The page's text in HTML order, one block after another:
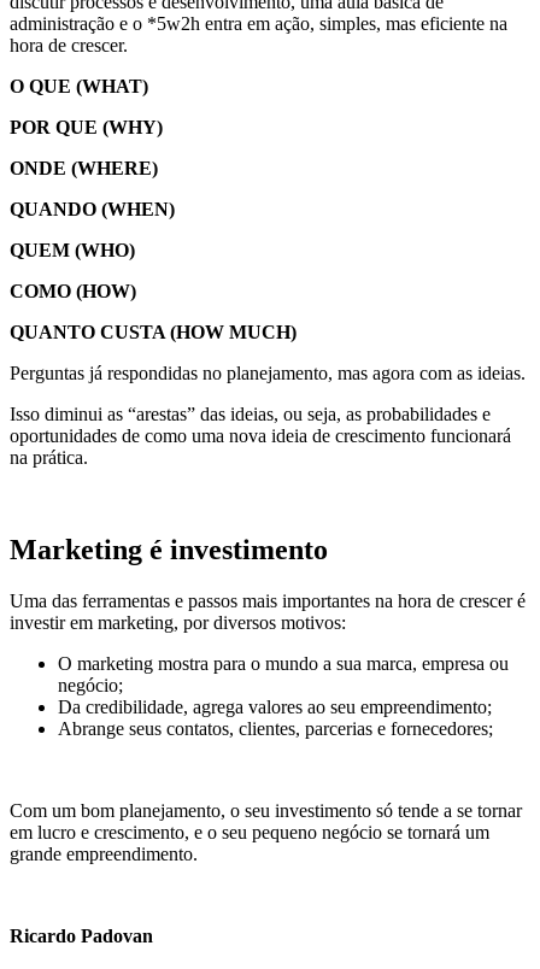
administração e o *5w2h entra em ação, simples, mas eficiente na
hora de crescer.
O QUE (WHAT)
POR QUE (WHY)
ONDE (WHERE)
QUANDO (WHEN)
QUEM (WHO)
COMO (HOW)
QUANTO CUSTA (HOW MUCH)
Perguntas já respondidas no planejamento, mas agora com as ideias.
Isso diminui as “arestas” das ideias, ou seja, as probabilidades e
oportunidades de como uma nova ideia de crescimento funcionará
na prática.
Marketing é investimento
Uma das ferramentas e passos mais importantes na hora de crescer é
investir em marketing, por diversos motivos:
O marketing mostra para o mundo a sua marca, empresa ou
negócio;
Da credibilidade, agrega valores ao seu empreendimento;
Abrange seus contatos, clientes, parcerias e fornecedores;
Com um bom planejamento, o seu investimento só tende a se tornar
em lucro e crescimento, e o seu pequeno negócio se tornará um
grande empreendimento.
Ricardo Padovan